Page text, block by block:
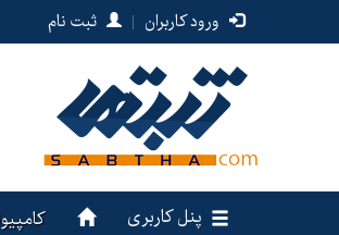
ورود کاربران | ثبت نام
پنل کاربری